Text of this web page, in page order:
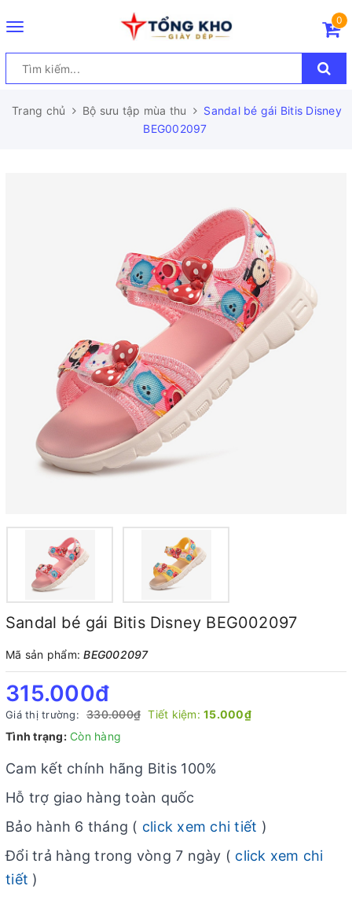
Toggle
0
Trang chủ Bộ sưu tập mùa thu
Sandal bé gái Bitis Disney
BEG002097
Sandal bé gái Bitis Disney BEG002097
Mã sản phẩm:BEG002097
315.000₫
Giá thị trường: 330.000₫ Tiết kiệm: 15.000₫
Tình trạng: Còn hàng
Cam kết chính hãng Bitis 100%
Hỗ trợ giao hàng toàn quốc
Bảo hành 6 tháng ( click xem chi tiết )
Đổi trả hàng trong vòng 7 ngày ( click xem chi
tiết )